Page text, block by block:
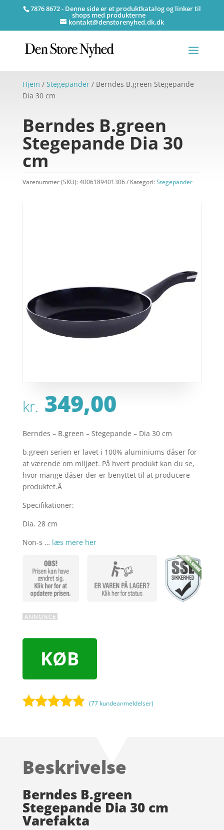
7876 8672 - Denne side er et produktkatalog og linker til
shops med produkterne
kontakt@denstorenyhed.dk.dk
Hjem / Stegepander/ Berndes B.green Stegepande
Dia 30 cm
Berndes B.green
Stegepande Dia 30
cm
Varenummer (SKU):4006189401306 Kategori:Stegepander
kr. 349,00
Berndes – B.green – Stegepande – Dia 30 cm
b.green serien er lavet i 100% aluminiums dåser for
at værende om miljøet. På hvert produkt kan du se,
hvor mange dåser der er benyttet til at producere
produktet.Â
Specifikationer:
Dia. 28 cm
Non-s … læs mere her
KØB
kundebedø
(77 kundeanmeldelser)
Beskrivelse
Berndes B.green
Stegepande Dia 30 cm
Varefakta